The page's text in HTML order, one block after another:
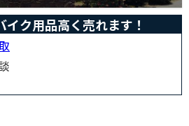
イク用品高く売れます！